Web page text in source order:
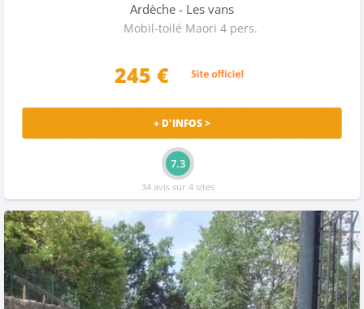
Ardèche - Les vans
Mobil-toilé Maori 4 pers.
245 €
+ D'INFOS >
7.3
34 avis sur 4 sites